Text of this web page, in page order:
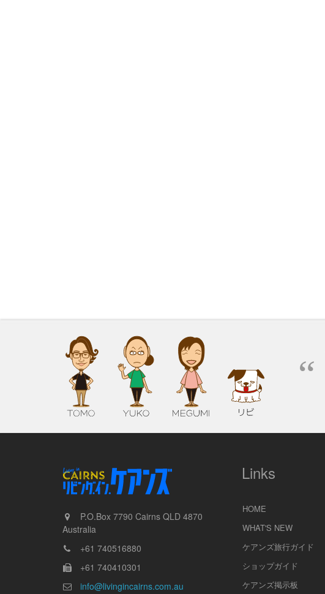
P.O.Box 7790 Cairns QLD 4870
Australia
+61 740516880
+61 740410301
info@livingincairns.com.au
Links
HOME
WHAT'S NEW
ケアンズ旅行ガイド
ショップガイド
ケアンズ掲示板